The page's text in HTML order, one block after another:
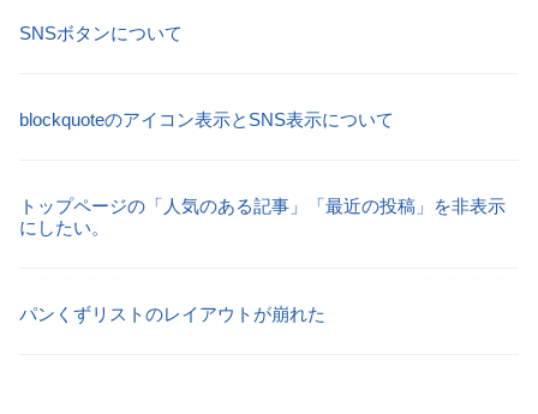
SNSボタンについて
blockquoteのアイコン表示とSNS表示について
トップページの「人気のある記事」「最近の投稿」を非表示
にしたい。
パンくずリストのレイアウトが崩れた